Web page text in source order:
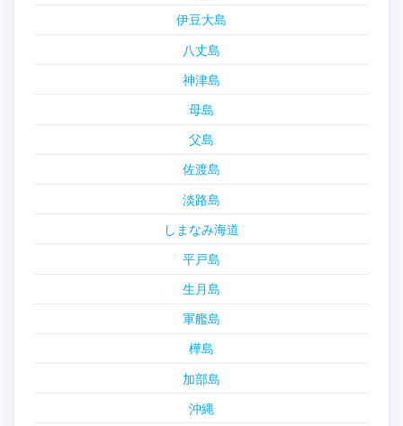
伊豆大島
八丈島
神津島
母島
父島
佐渡島
淡路島
しまなみ海道
平戸島
生月島
軍艦島
樺島
加部島
沖縄